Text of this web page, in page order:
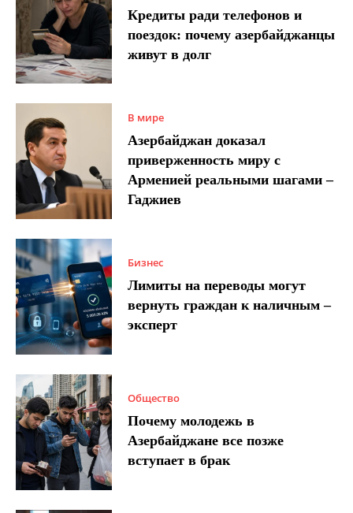
Кредиты ради телефонов и
поездок: почему азербайджанцы
живут в долг
В мире
Азербайджан доказал
приверженность миру с
Арменией реальными шагами –
Гаджиев
Бизнес
Лимиты на переводы могут
вернуть граждан к наличным –
эксперт
Общество
Почему молодежь в
Азербайджане все позже
вступает в брак